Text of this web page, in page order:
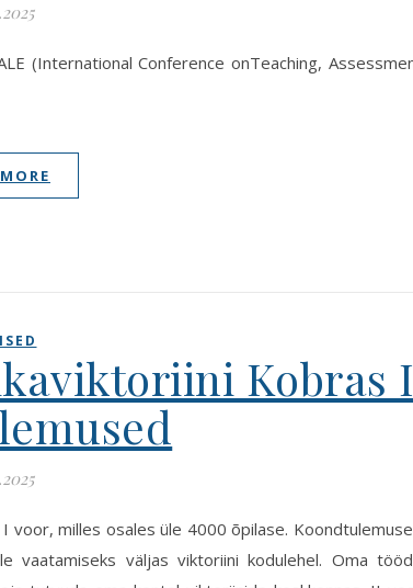
(International Conference onTeaching,
Kobras I
voor, milles osales üle 4000 õpilase.
vaatamiseks väljas viktoriini kodulehel. Oma